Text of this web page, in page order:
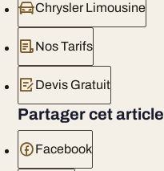
Chrysler Limousine
Nos Tarifs
Devis Gratuit
Partager cet article
Facebook